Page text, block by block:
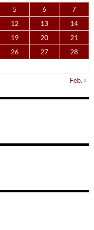
5 6
7
12 13
14
19 20
21
26 27
28
Feb. »